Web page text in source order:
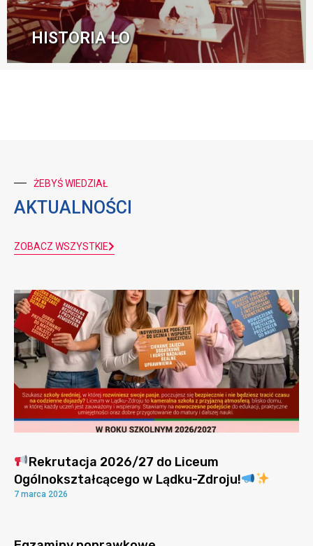
HISTORIA LO
ŻEBYŚ WIEDZIAŁ
AKTUALNOŚCI
ZOBACZ WSZYSTKIE
Rekrutacja 2026/27 do Liceum
Ogólnokształcącego w Lądku-Zdroju!
7 marca 2026